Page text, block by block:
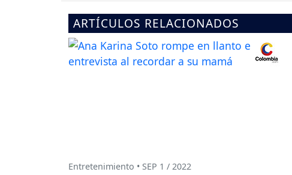
ARTÍCULOS RELACIONADOS
Entretenimiento • SEP 1 / 2022